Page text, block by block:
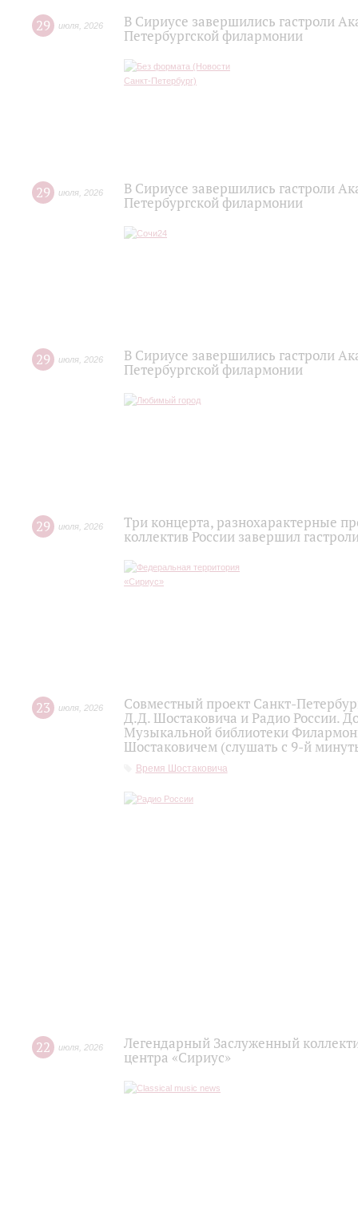
29 июля 2026
В Сириусе завершились гастроли
Петербургской филармонии
29 июля 2026
В Сириусе завершились гастроли
Петербургской филармонии
29 июля 2026
В Сириусе завершились гастроли
Петербургской филармонии
29 июля 2026
Три концерта, разнохарактерные
коллектив России завершил
23 июля 2026
Совместный проект Санкт-
Д.Д. Шостаковича и Радио России.
Музыкальной библиотеки
Шостаковичем (слушать с 9-й
Время Шостаковича
22 июля 2026
Легендарный Заслуженный
центра «Сириус»